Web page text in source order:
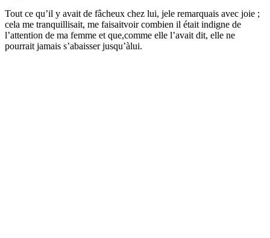
Tout ce qu’il y avait de fâcheux chez lui, jele remarquais avec joie ;
cela me tranquillisait, me faisaitvoir combien il était indigne de
l’attention de ma femme et que,comme elle l’avait dit, elle ne
pourrait jamais s’abaisser jusqu’àlui.